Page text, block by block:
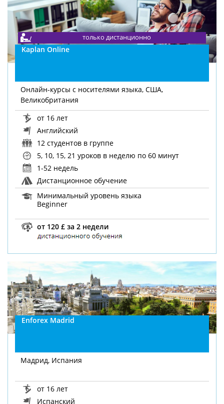
Kaplan Online
только дистанционно
Онлайн-курсы с носителями языка, США,
Великобритания
от 16 лет
Английский
12 студентов в группе
5, 10, 15, 21 уроков в неделю по 60 минут
1-52 недель
Дистанционное обучение
Минимальный уровень языка
Beginner
от 120 £ за 2 недели
Enforex Madrid
Мадрид, Испания
от 16 лет
Испанский